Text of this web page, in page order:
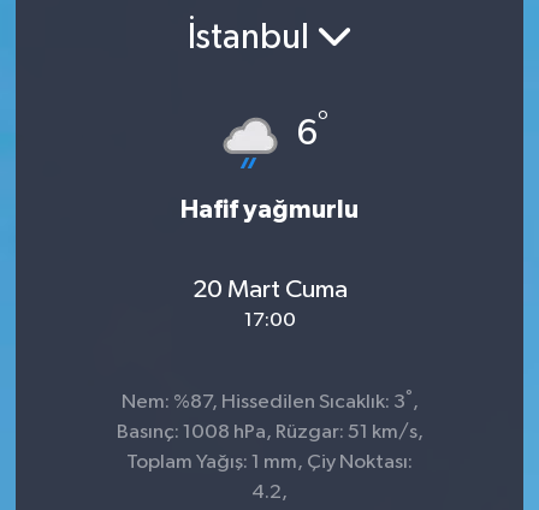
İstanbul
6°
Hafif yağmurlu
20 Mart Cuma
17:00
Nem: %87, Hissedilen Sıcaklık: 3° ,
Basınç: 1008 hPa, Rüzgar: 51 km/s,
Toplam Yağış: 1 mm, Çiy Noktası:
4.2,